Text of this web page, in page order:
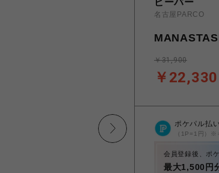
名古屋PARCO
￥22,330
￥31,900
ポケパル払
（1P=1円）※
会員登録後、ポ
最大1,500円